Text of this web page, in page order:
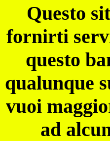
Questo
fornirti
questo
qualunque
vuoi
ad